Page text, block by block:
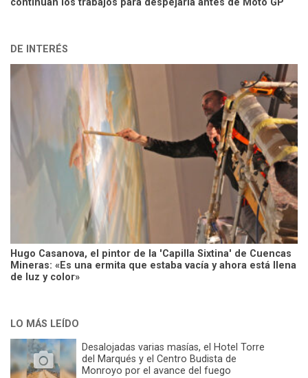
continúan los trabajos para despejarla antes de Moto GP
DE INTERÉS
Hugo Casanova, el pintor de la 'Capilla Sixtina' de Cuencas
Mineras: «Es una ermita que estaba vacía y ahora está llena
de luz y color»
LO MÁS LEÍDO
Desalojadas varias masías, el Hotel Torre
del Marqués y el Centro Budista de
Monroyo por el avance del fuego